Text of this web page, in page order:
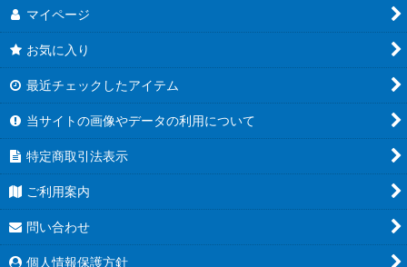
マイページ
お気に入り
最近チェックしたアイテム
当サイトの画像やデータの利用について
特定商取引法表示
ご利用案内
問い合わせ
個人情報保護方針